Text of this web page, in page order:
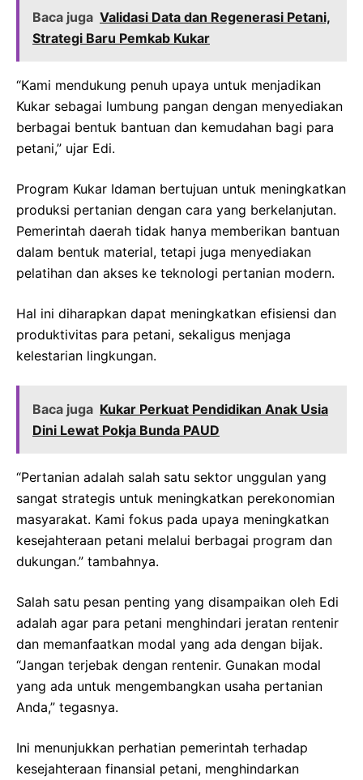
Baca juga Validasi Data dan Regenerasi Petani,
Strategi Baru Pemkab Kukar
“Kami mendukung penuh upaya untuk menjadikan
Kukar sebagai lumbung pangan dengan menyediakan
berbagai bentuk bantuan dan kemudahan bagi para
petani,” ujar Edi.
Program Kukar Idaman bertujuan untuk meningkatkan
produksi pertanian dengan cara yang berkelanjutan.
Pemerintah daerah tidak hanya memberikan bantuan
dalam bentuk material, tetapi juga menyediakan
pelatihan dan akses ke teknologi pertanian modern.
Hal ini diharapkan dapat meningkatkan efisiensi dan
produktivitas para petani, sekaligus menjaga
kelestarian lingkungan.
Baca juga Kukar Perkuat Pendidikan Anak Usia
Dini Lewat Pokja Bunda PAUD
“Pertanian adalah salah satu sektor unggulan yang
sangat strategis untuk meningkatkan perekonomian
masyarakat. Kami fokus pada upaya meningkatkan
kesejahteraan petani melalui berbagai program dan
dukungan.” tambahnya.
Salah satu pesan penting yang disampaikan oleh Edi
adalah agar para petani menghindari jeratan rentenir
dan memanfaatkan modal yang ada dengan bijak.
“Jangan terjebak dengan rentenir. Gunakan modal
yang ada untuk mengembangkan usaha pertanian
Anda,” tegasnya.
Ini menunjukkan perhatian pemerintah terhadap
kesejahteraan finansial petani, menghindarkan